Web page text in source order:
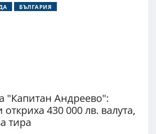
БЪЛГАРИЯ
"Капитан Андреево":
430 000 лв. валута,
тира